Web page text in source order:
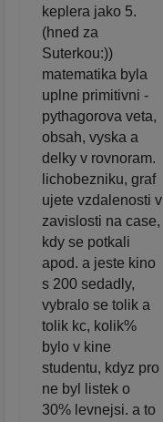
keplera jako 5.
(hned za
Suterkou:))
matematika byla
uplne primitivni -
pythagorova veta,
obsah, vyska a
delky v rovnoram.
lichobezniku, graf
ujete vzdalenosti v
zavislosti na case,
kdy se potkali
apod. a jeste kino
s 200 sedadly,
vybralo se tolik a
tolik kc, kolik%
bylo v kine
studentu, kdyz pro
ne byl listek o
30% levnejsi. a to